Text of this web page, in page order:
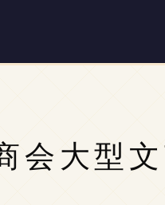
大型文